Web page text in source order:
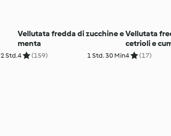
2 Std.
Vellutata fredda di zucchine e
menta
4 (159) 1 Std. 30 Min
Vellutata
cetrioli e
4 (17)